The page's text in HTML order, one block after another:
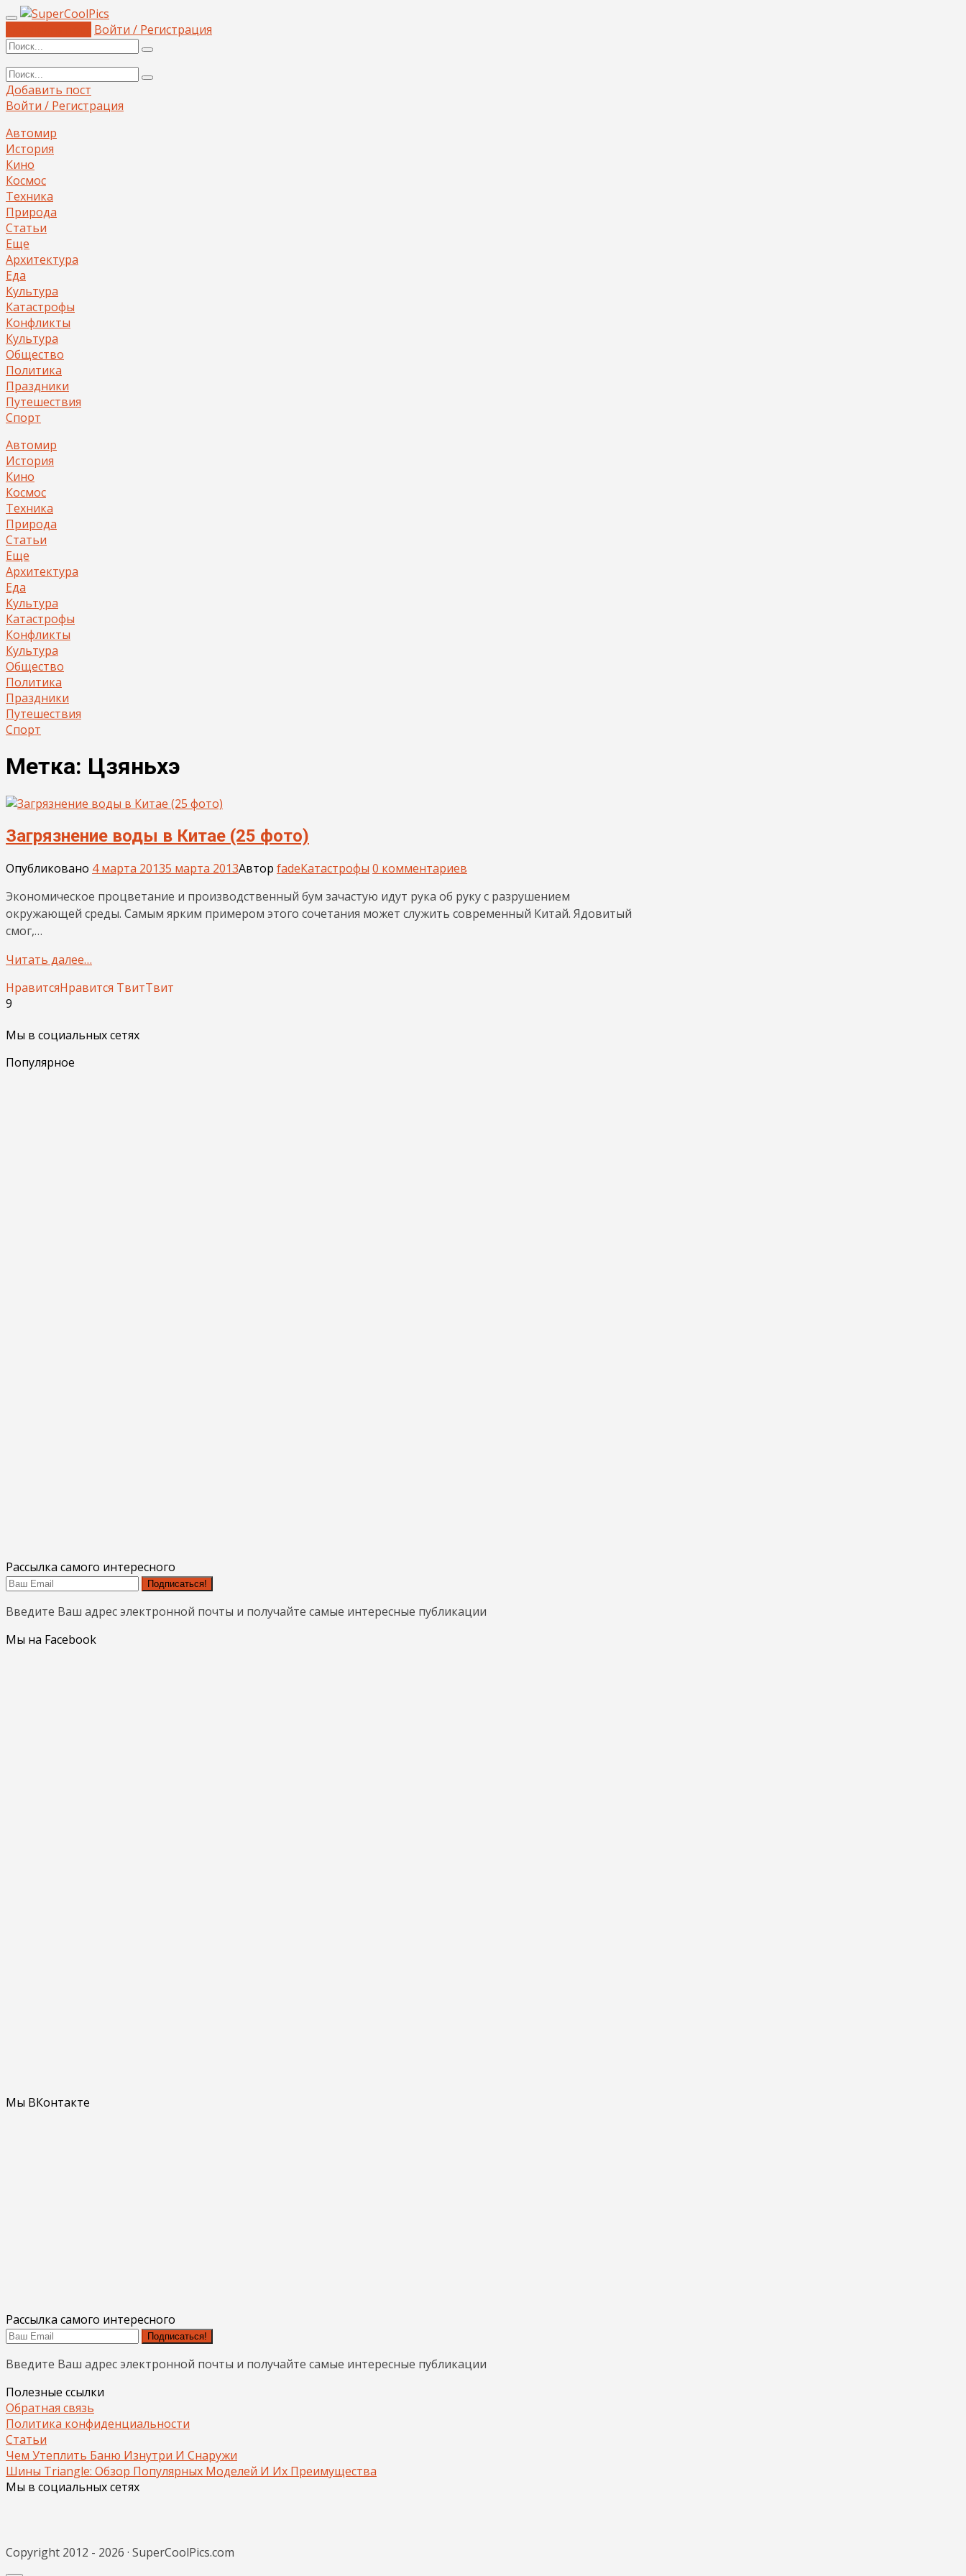
Войти / Регистрация
Добавить пост
Войти / Регистрация
Автомир
История
Кино
Космос
Техника
Природа
Статьи
Еще
Архитектура
Еда
Культура
Катастрофы
Конфликты
Культура
Общество
Политика
Праздники
Путешествия
Спорт
Автомир
История
Кино
Космос
Техника
Природа
Статьи
Еще
Архитектура
Еда
Культура
Катастрофы
Конфликты
Культура
Общество
Политика
Праздники
Путешествия
Спорт
Метка: Цзяньхэ
Загрязнение воды в Китае (25 фото)
Опубликовано 4 марта 20135 марта 2013Автор fadeКатастрофы 0 комментариев
Экономическое процветание и производственный бум зачастую идут рука об руку с разрушением
окружающей среды. Самым ярким примером этого сочетания может служить современный Китай. Ядовитый
смог,…
Читать далее…
НравитсяНравится ТвитТвит
9
Мы в социальных сетях
Популярное
Рассылка самого интересного
Подписаться!
Введите Ваш адрес электронной почты и получайте самые интересные публикации
Мы на Facebook
Мы ВКонтакте
Рассылка самого интересного
Подписаться!
Введите Ваш адрес электронной почты и получайте самые интересные публикации
Полезные ссылки
Обратная связь
Политика конфиденциальности
Статьи
Чем Утеплить Баню Изнутри И Снаружи
Шины Triangle: Обзор Популярных Моделей И Их Преимущества
Мы в социальных сетях
Copyright 2012 - 2026 · SuperCoolPics.com